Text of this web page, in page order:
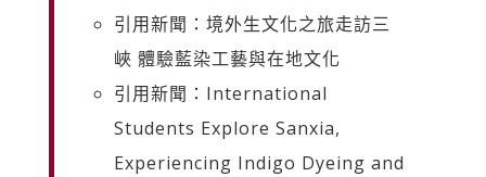
引用新聞：境外生文化之旅走訪三
峽 體驗藍染工藝與在地文化
引用新聞：International
Students Explore Sanxia,
Experiencing Indigo Dyeing and